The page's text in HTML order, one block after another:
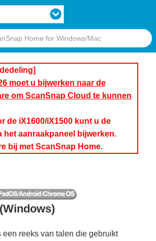
moet u bijwerken naar de
om ScanSnap Cloud te kunnen
de iX1600/iX1500 kunt u de
het aanraakpaneel bijwerken.
bij met ScanSnap Home.
een reeks van talen die gebruikt